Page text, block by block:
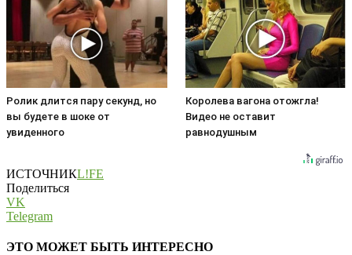
Ролик длится пару секунд, но
вы будете в шоке от
увиденного
Королева вагона отожгла!
Видео не оставит
равнодушным
ИСТОЧНИКL!FE
Поделиться
VK
Telegram
ЭТО МОЖЕТ БЫТЬ ИНТЕРЕСНО